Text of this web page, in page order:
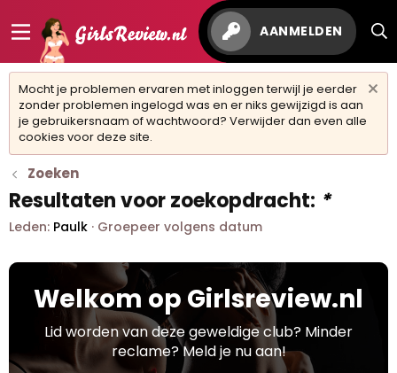
AANMELDEN
Mocht je problemen ervaren met inloggen terwijl je eerder
zonder problemen ingelogd was en er niks gewijzigd is aan
je gebruikersnaam of wachtwoord? Verwijder dan even alle
cookies voor deze site.
Zoeken
Resultaten voor zoekopdracht: *
Leden: Paulk Groepeer volgens datum
Welkom op Girlsreview.nl
Lid worden van deze geweldige club? Minder
reclame? Meld je nu aan!